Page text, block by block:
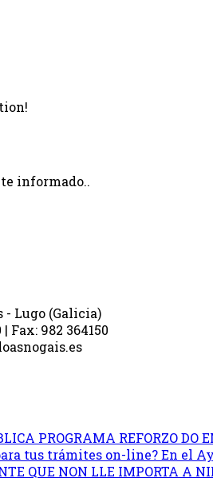
informado..
- Lugo (Galicia)
Fax: 982 364150
PROGRAMA REFORZO DO
tus trámites on-line? En el
QUE NON LLE IMPORTA A